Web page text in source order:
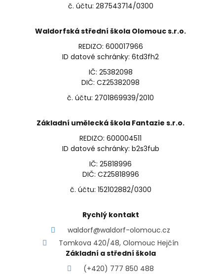
č. účtu: 287543714/0300
Waldorfská střední škola Olomouc s.r.o.
REDIZO: 600017966
ID datové schránky: 6td3fh2
IČ: 25382098
DIČ: CZ25382098
č. účtu: 2701869939/2010
Základní umělecká škola Fantazie s.r.o.
REDIZO: 600004511
ID datové schránky: b2s3fub
IČ: 25818996
DIČ: CZ25818996
č. účtu: 152102882/0300
Rychlý kontakt
waldorf@waldorf-olomouc.cz
Tomkova 420/48, Olomouc Hejčín
Základní a střední škola
(+420) 777 850 488